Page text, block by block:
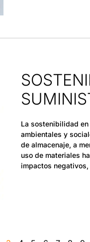
La sostenibilidad
ambientales y
de almacenaje, a
uso de materiales
impactos